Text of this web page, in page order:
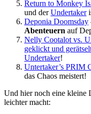
Return to Monkey
und derUndertaker
Deponia Doomsday
Abenteuern auf
Nelly Cootalot vs.
geklickt und
Undertaker!
Untertaker’s PRIM
das Chaos meistert!
Und hier noch eine kleine
leichter macht: